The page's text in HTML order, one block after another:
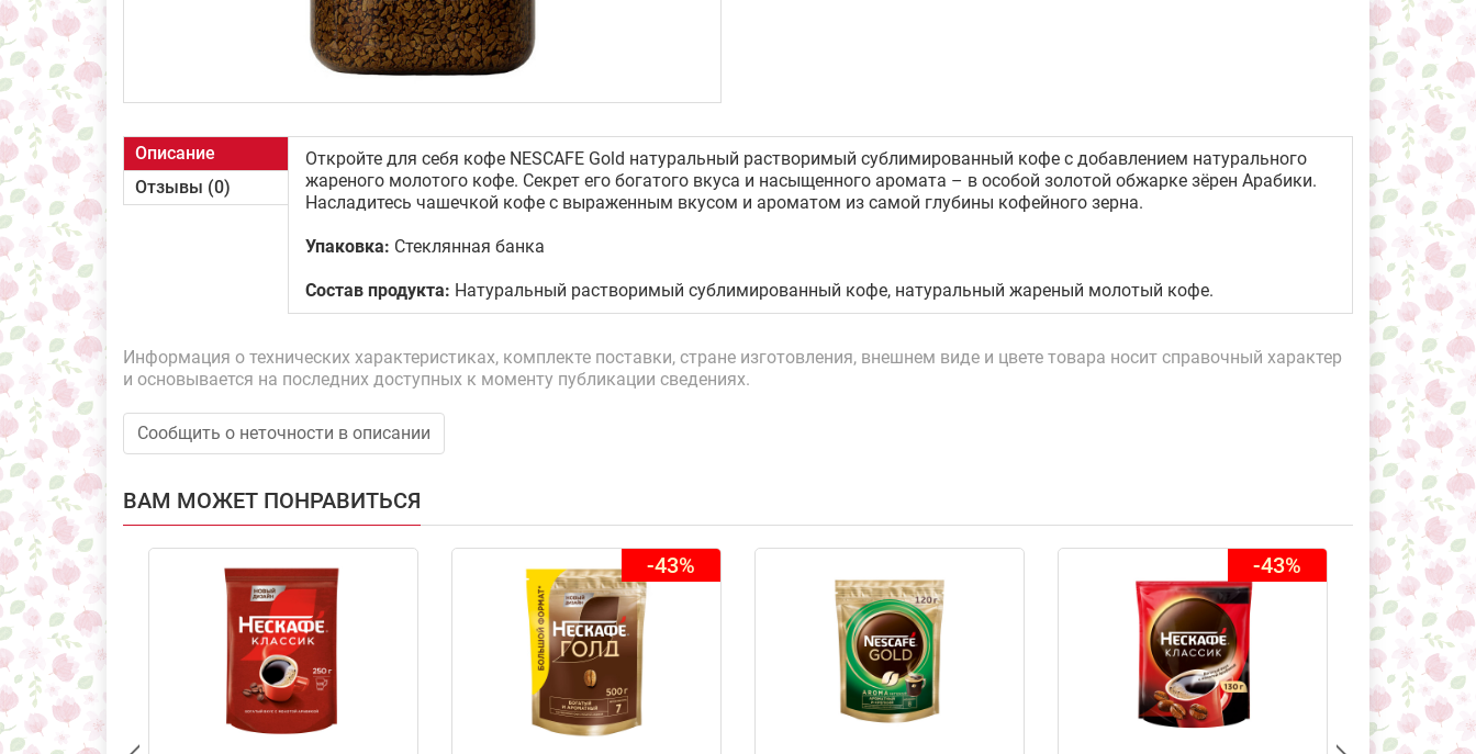
Описание
Отзывы (0)
Откройте для себя кофе NESCAFE Gold натуральный растворимый сублимированный кофе с добавлением натурального
жареного молотого кофе. Секрет его богатого вкуса и насыщенного аромата – в особой золотой обжарке зёрен Арабики.
Насладитесь чашечкой кофе с выраженным вкусом и ароматом из самой глубины кофейного зерна.
Упаковка: Стеклянная банка
Состав продукта: Натуральный растворимый сублимированный кофе, натуральный жареный молотый кофе.
Информация о технических характеристиках, комплекте поставки, стране изготовления, внешнем виде и цвете товара носит справочный характер
и основывается на последних доступных к моменту публикации сведениях.
Сообщить о неточности в описании
ВАМ МОЖЕТ ПОНРАВИТЬСЯ
-43% -43%